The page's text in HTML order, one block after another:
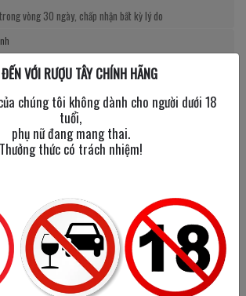
vòng 30 ngày, chấp nhận bất kỳ lý do
viên tư vấn có kiến thức chuẩn về rượu ngoại
tặng
trình giảm giá, tặng quà cực giá trị
VỚI RƯỢU TÂY CHÍNH HÃNG
chúng tôi không dành cho người dưới 18
tuổi,
phụ nữ đang mang thai.
Thưởng thức có trách nhiệm!